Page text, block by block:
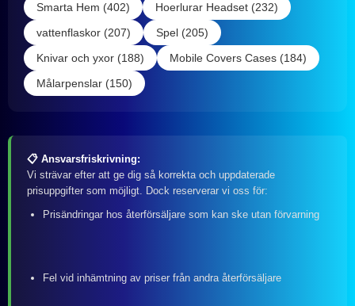
Smarta Hem (402)
Hoerlurar Headset (232)
vattenflaskor (207)
Spel (205)
Knivar och yxor (188)
Mobile Covers Cases (184)
Målarpenslar (150)
📋 Ansvarsfriskrivning:
Vi strävar efter att ge dig så korrekta och uppdaterade
prisuppgifter som möjligt. Dock reserverar vi oss för:
Prisändringar hos återförsäljare som kan ske utan förvarning
Fel vid inhämtning av priser från andra återförsäljare